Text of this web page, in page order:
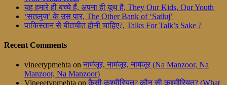
यह हमारे ही बच्चे हैं, अपना ही यूथ है, They Our Kids, Our Youth
‘सतलुज’ के उस पार, The Other Bank of ‘Satluj’
पाकिस्तान से बीतचीत होनी चाहिए?, Talks For Talk’s Sake ?
Recent Comments
vineetypmehta on नामंजूर, नामंजूर, नामंजूर (Na Manzoor, Na
Manzoor, Na Manzoor)
Vineeetypmehta on कैसी कश्मीरियत? कौन सी कश्मीरियत? (What